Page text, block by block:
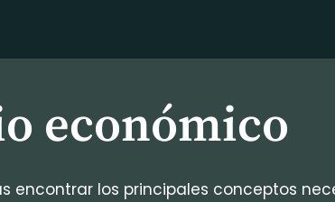
económico
encontrar los principales conceptos